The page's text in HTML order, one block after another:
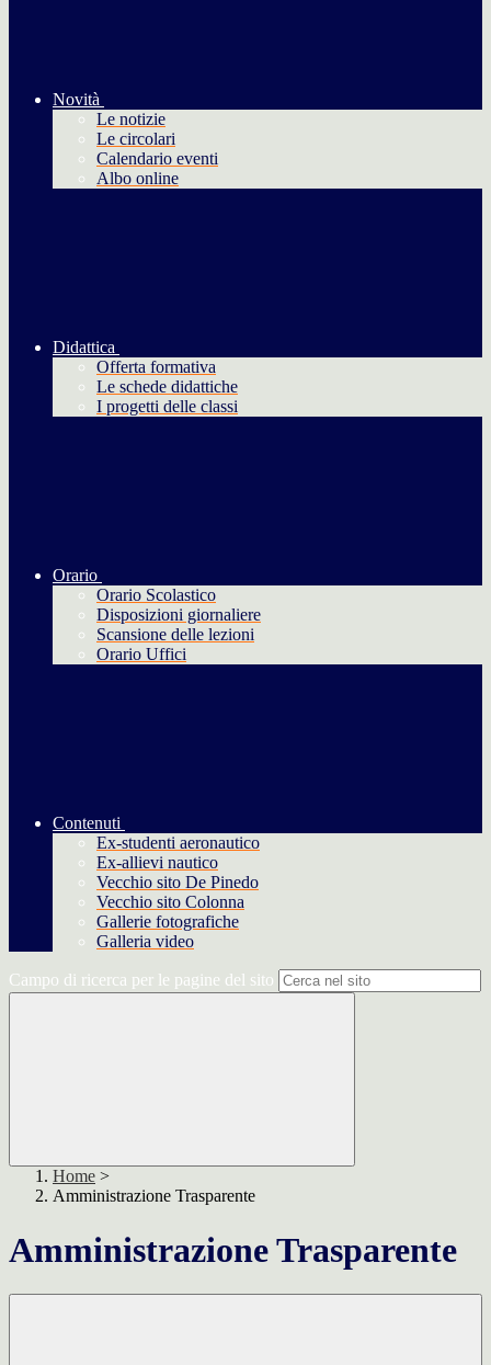
Novità
Le notizie
Le circolari
Calendario eventi
Albo online
Didattica
Offerta formativa
Le schede didattiche
I progetti delle classi
Orario
Orario Scolastico
Disposizioni giornaliere
Scansione delle lezioni
Orario Uffici
Contenuti
Ex-studenti aeronautico
Ex-allievi nautico
Vecchio sito De Pinedo
Vecchio sito Colonna
Gallerie fotografiche
Galleria video
Campo di ricerca per le pagine del sito
Home >
Amministrazione Trasparente
Amministrazione Trasparente